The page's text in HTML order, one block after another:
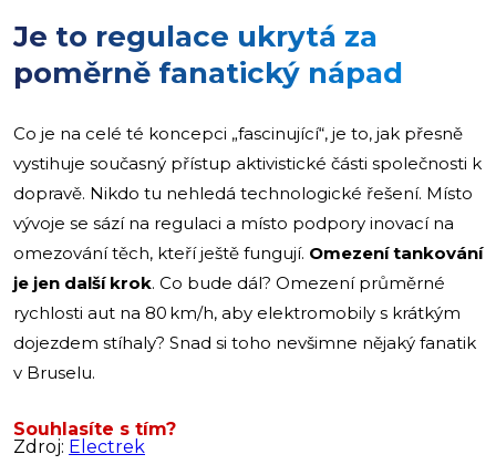
Je to regulace ukrytá za
poměrně fanatický nápad
Co je na celé té koncepci „fascinující“, je to, jak přesně
vystihuje současný přístup aktivistické části společnosti k
dopravě. Nikdo tu nehledá technologické řešení. Místo
vývoje se sází na regulaci a místo podpory inovací na
omezování těch, kteří ještě fungují. Omezení tankování
je jen další krok. Co bude dál? Omezení průměrné
rychlosti aut na 80 km/h, aby elektromobily s krátkým
dojezdem stíhaly? Snad si toho nevšimne nějaký fanatik
v Bruselu.
Souhlasíte s tím?
Zdroj: Electrek